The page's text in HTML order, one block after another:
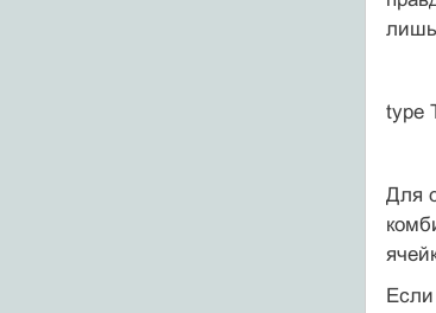
лишь
type
Для